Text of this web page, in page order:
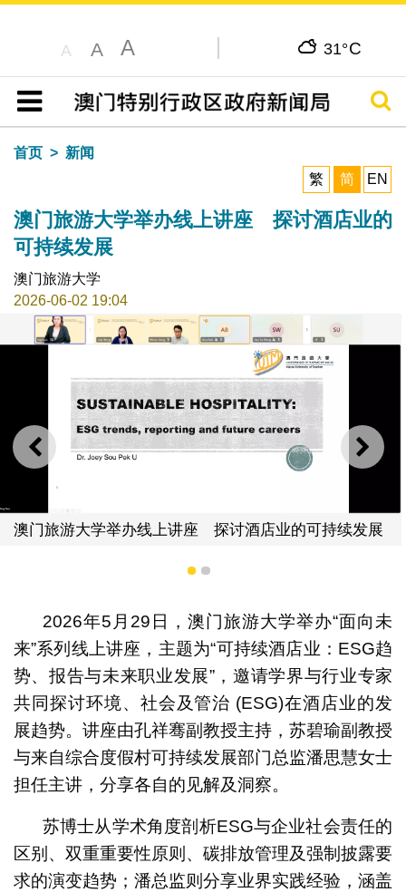
A A A 31°C
目录
搜寻
首页
新闻
繁
简 EN
澳门旅游大学举办线上讲座 探讨酒店业的
可持续发展
澳门旅游大学
2026-06-02 19:04
上一则 下一
上讲座 探讨酒店业的可持续发展
澳门旅游大学举办
1 2
2026年5月29日，澳门旅游大学举办“面向未
来”系列线上讲座，主题为“可持续酒店业：ESG趋
势、报告与未来职业发展”，邀请学界与行业专家
共同探讨环境、社会及管治 (ESG)在酒店业的发
展趋势。讲座由孔祥骞副教授主持，苏碧瑜副教授
与来自综合度假村可持续发展部门总监潘思慧女士
担任主讲，分享各自的见解及洞察。
苏博士从学术角度剖析ESG与企业社会责任的
区别、双重重要性原则、碳排放管理及强制披露要
求的演变趋势；潘总监则分享业界实践经验，涵盖